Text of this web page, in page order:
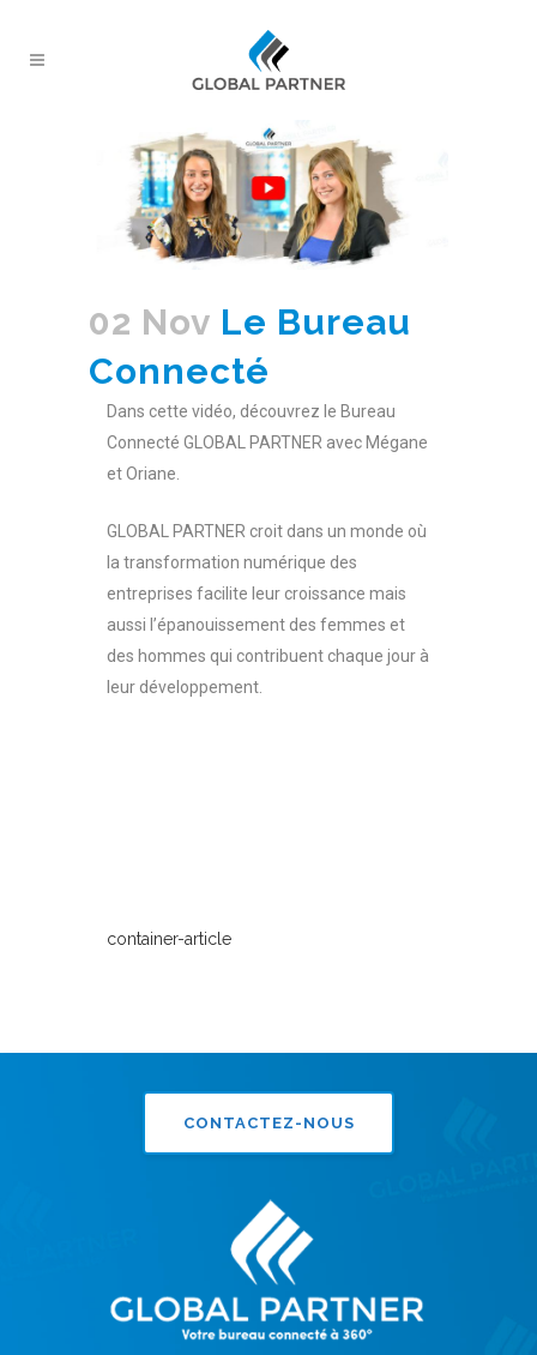
02 Nov Le Bureau
Connecté
Dans cette vidéo, découvrez le Bureau
Connecté GLOBAL PARTNER avec Mégane
et Oriane.
GLOBAL PARTNER croit dans un monde où
la transformation numérique des
entreprises facilite leur croissance mais
aussi l’épanouissement des femmes et
des hommes qui contribuent chaque jour à
leur développement.
container-article
CONTACTEZ-NOUS